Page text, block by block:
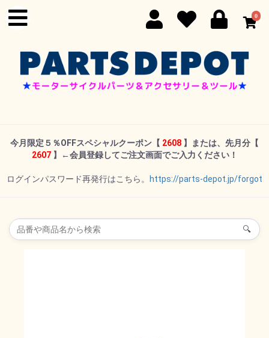
0
今月限定５％OFFスペシャルクーポン 【 2608 】または、先月分【
2607】←会員登録してご注文画面でご入力ください！
ログインパスワード再発行はこちら。 https://parts-depot.jp/forgot
🔍